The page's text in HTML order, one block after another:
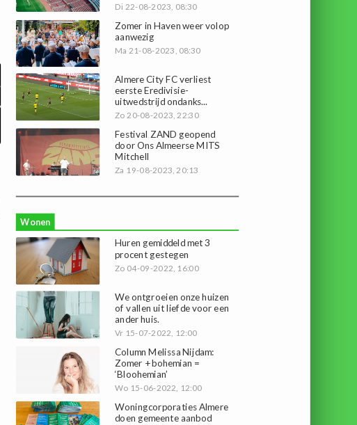
Di 22-08-2023, 08:30
Zomer in Haven weer volop
aanwezig
Ma 21-08-2023, 08:30
Almere City FC verliest
eerste Eredivisie-
uitwedstrijd ondanks...
Zo 20-08-2023, 22:30
Festival ZAND geopend
door Ons Almeerse MITS
Mitchell
Za 19-08-2023, 20:13
Wonen
Huren gemiddeld met 3
procent gestegen
Zo 04-09-2022, 16:00
We ontgroeien onze huizen
of vallen uit liefde voor een
ander huis.
Vr 15-07-2022, 12:00
Column Melissa Nijdam:
Zomer + bohemian =
‘Bloohemian’
Wo 15-06-2022, 12:00
Woningcorporaties Almere
doen gemeente aanbod